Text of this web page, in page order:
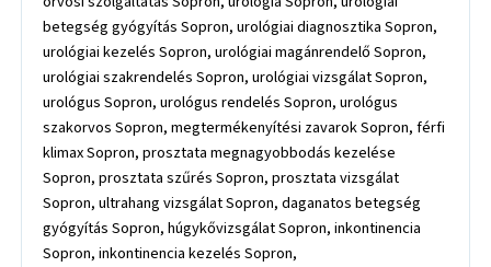
betegség gyógyítás Sopron, urológiai diagnosztika Sopron,
urológiai kezelés Sopron, urológiai magánrendelő Sopron,
urológiai szakrendelés Sopron, urológiai vizsgálat Sopron,
urológus Sopron, urológus rendelés Sopron, urológus
szakorvos Sopron, megtermékenyítési zavarok Sopron, férfi
klimax Sopron, prosztata megnagyobbodás kezelése
Sopron, prosztata szűrés Sopron, prosztata vizsgálat
Sopron, ultrahang vizsgálat Sopron, daganatos betegség
gyógyítás Sopron, húgykővizsgálat Sopron, inkontinencia
Sopron, inkontinencia kezelés Sopron,